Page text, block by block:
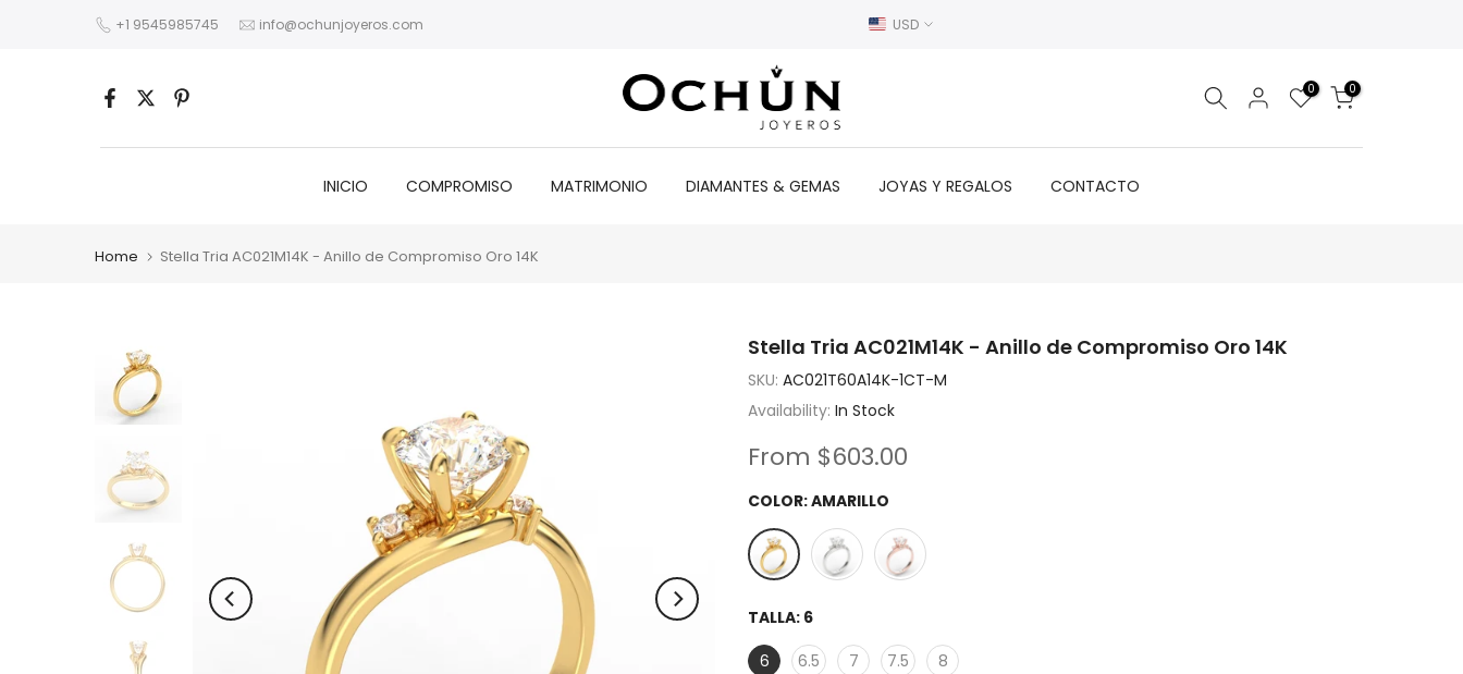
+1 9545985745 info@ochunjoyeros.com USD
0 0
INICIO COMPROMISO MATRIMONIO DIAMANTES & GEMAS JOYAS Y REGALOS CONTACTO
Home Stella Tria AC021M14K - Anillo de Compromiso Oro 14K
Stella Tria AC021M14K - Anillo de Compromiso Oro 14K
SKU: AC021T60A14K-1CT-M
Availability: In Stock
From $603.00
COLOR:AMARILLO
TALLA: 6
6
6.5 7 7.5 8